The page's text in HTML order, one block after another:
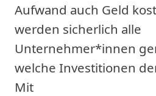
Aufwand auch Geld
werden sicherlich alle
Unternehmer*innen
welche Investitionen
Mit